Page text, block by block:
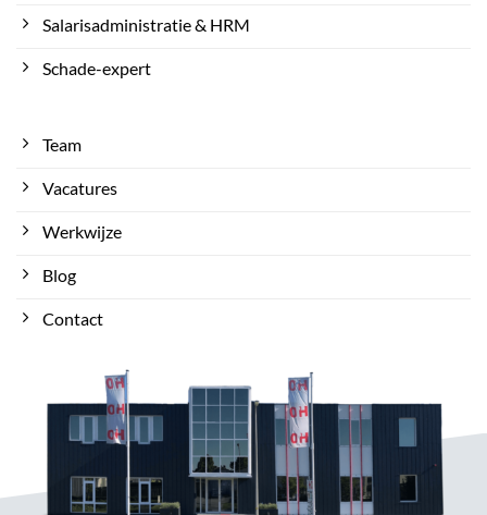
Salarisadministratie & HRM
Schade-expert
Team
Vacatures
Werkwijze
Blog
Contact